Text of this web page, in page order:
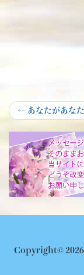
投
稿
ナ
ビ
ゲ
ョ
← Previous
post:
あなたがあな
Copyright© 2026